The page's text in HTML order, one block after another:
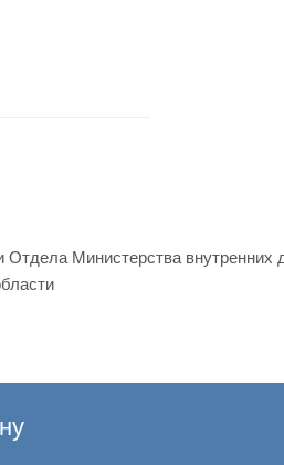
Министерства внутренних